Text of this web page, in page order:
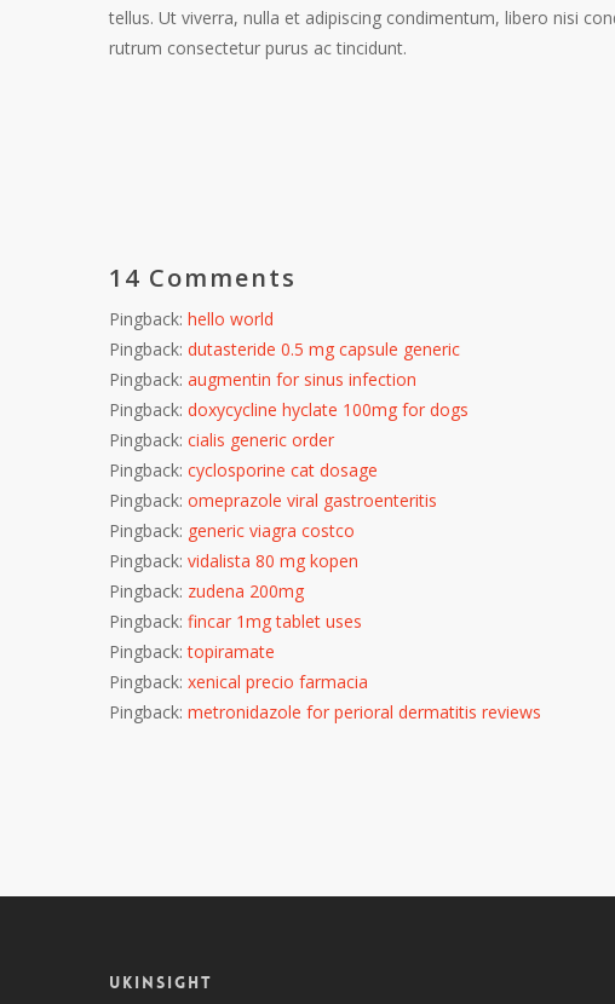
tellus. Ut viverra, nulla et adipiscing condimentum, libero nisi
rutrum consectetur purus ac tincidunt.
14 Comments
Pingback: hello world
Pingback: dutasteride 0.5 mg capsule generic
Pingback: augmentin for sinus infection
Pingback: doxycycline hyclate 100mg for dogs
Pingback: cialis generic order
Pingback: cyclosporine cat dosage
Pingback: omeprazole viral gastroenteritis
Pingback: generic viagra costco
Pingback: vidalista 80 mg kopen
Pingback: zudena 200mg
Pingback: fincar 1mg tablet uses
Pingback:topiramate
Pingback: xenical precio farmacia
Pingback: metronidazole for perioral dermatitis reviews
UKINSIGHT